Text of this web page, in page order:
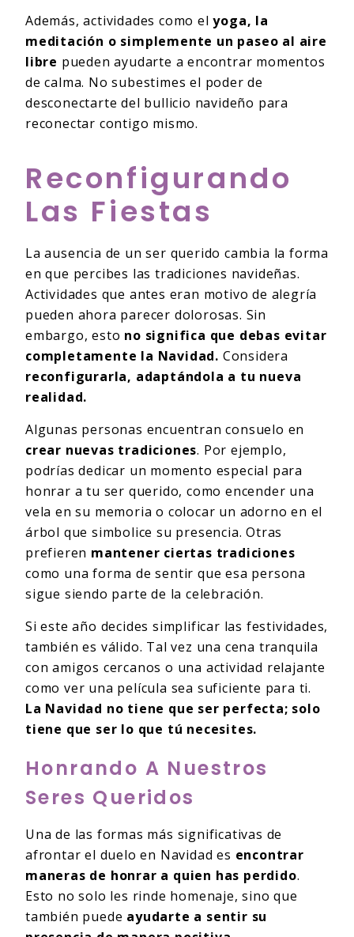
Además, actividades como el yoga, la
meditación o simplemente un paseo al aire
libre pueden ayudarte a encontrar momentos
de calma. No subestimes el poder de
desconectarte del bullicio navideño para
reconectar contigo mismo.
Reconfigurando
Las Fiestas
La ausencia de un ser querido cambia la forma
en que percibes las tradiciones navideñas.
Actividades que antes eran motivo de alegría
pueden ahora parecer dolorosas. Sin
embargo, esto no significa que debas evitar
completamente la Navidad. Considera
reconfigurarla, adaptándola a tu nueva
realidad.
Algunas personas encuentran consuelo en
crear nuevas tradiciones. Por ejemplo,
podrías dedicar un momento especial para
honrar a tu ser querido, como encender una
vela en su memoria o colocar un adorno en el
árbol que simbolice su presencia. Otras
prefieren mantener ciertas tradiciones
como una forma de sentir que esa persona
sigue siendo parte de la celebración.
Si este año decides simplificar las festividades,
también es válido. Tal vez una cena tranquila
con amigos cercanos o una actividad relajante
como ver una película sea suficiente para ti.
La Navidad no tiene que ser perfecta; solo
tiene que ser lo que tú necesites.
Honrando A Nuestros
Seres Queridos
Una de las formas más significativas de
afrontar el duelo en Navidad es encontrar
maneras de honrar a quien has perdido.
Esto no solo les rinde homenaje, sino que
también puede ayudarte a sentir su